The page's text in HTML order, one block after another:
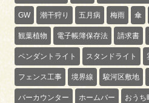
GW 潮干狩り 五月病 梅雨 傘
観葉植物 電子帳簿保存法 請求書
ペンダントライト スタンドライト
フェンス工事 境界線 駿河区敷地
バーカウンター ホームバー おうち